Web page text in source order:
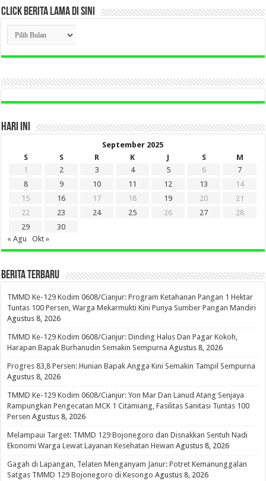
CLICK BERITA LAMA DI SINI
CLICK
BERITA
LAMA
DI
HARI INI
September 2025
S
S R K J S
M
1
2 3 4 5 6
7
8
9 10 11 12 13
14
15
16 17 18 19 20
21
22
23 24 25 26 27
28
29
30
« Agu
Okt »
BERITA TERBARU
TMMD Ke-129 Kodim 0608/Cianjur: Program Ketahanan Pangan 1 Hektar
Tuntas 100 Persen, Warga Mekarmukti Kini Punya Sumber Pangan Mandiri
Agustus 8, 2026
TMMD Ke-129 Kodim 0608/Cianjur: Dinding Halus Dan Pagar Kokoh,
Harapan Bapak Burhanudin Semakin Sempurna Agustus 8, 2026
Progres 83,8 Persen: Hunian Bapak Angga Kini Semakin Tampil Sempurna
Agustus 8, 2026
TMMD Ke-129 Kodim 0608/Cianjur: Yon Mar Dan Lanud Atang Senjaya
Rampungkan Pengecatan MCK 1 Citamiang, Fasilitas Sanitasi Tuntas 100
Persen Agustus 8, 2026
Melampaui Target: TMMD 129 Bojonegoro dan Disnakkan Sentuh Nadi
Ekonomi Warga Lewat Layanan Kesehatan Hewan Agustus 8, 2026
Gagah di Lapangan, Telaten Menganyam Janur: Potret Kemanunggalan
Satgas TMMD 129 Bojonegoro di Kesongo Agustus 8, 2026